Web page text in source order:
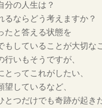
分の人生は？
るならどう考えますか？
たと答える状態を
もしていることが大切な
行いもそうですが、
とってこれがしたい、
望しているなど、
とつだけでも奇跡が起き